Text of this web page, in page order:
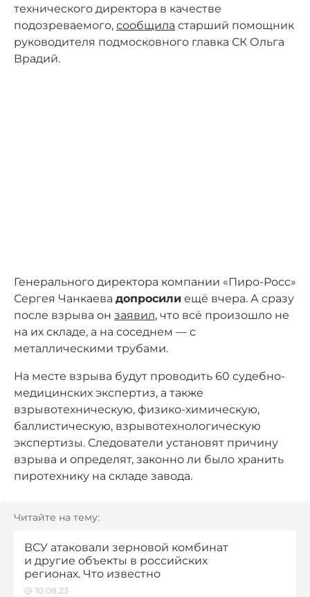
технического директора в качестве
подозреваемого, сообщила старший помощник
руководителя подмосковного главка СК Ольга
Врадий.
Генерального директора компании «Пиро-Росс»
Сергея Чанкаева допросили ещё вчера. А сразу
после взрыва он заявил, что всё произошло не
на их складе, а на соседнем — с
металлическими трубами.
На месте взрыва будут проводить 60 судебно-
медицинских экспертиз, а также
взрывотехническую, физико-химическую,
баллистическую, взрывотехнологическую
экспертизы. Следователи установят причину
взрыва и определят, законно ли было хранить
пиротехнику на складе завода.
Читайте на тему:
ВСУ атаковали зерновой комбинат
и другие объекты в российских
регионах. Что известно
10.08.23